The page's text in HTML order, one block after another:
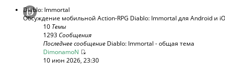
Diablo: Immortal
Обсуждение мобильной Action-RPG Diablo: Immortal для Android и
10 Темы
1293Сообщения
Последнее сообщение Diablo: Immortal - общая тема
DimonamoN
10 июн 2026, 23:30